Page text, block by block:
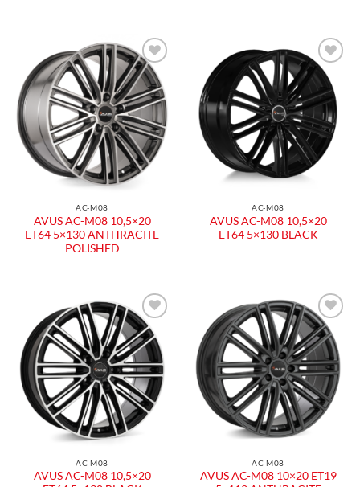
Aggiungi
alla lista
dei
desideri
AC-M08
AVUS AC-M08 10,5×20
ET64 5×130 ANTHRACITE
POLISHED
Aggiungi
alla lista
dei
desideri
AC-M08
AVUS AC-M08 10,5×20
ET64 5×130 BLACK
Aggiungi
alla lista
dei
desideri
AC-M08
AVUS AC-M08 10,5×20
Aggiungi
alla lista
dei
desideri
AC-M08
AVUS AC-M08 10×20 ET19